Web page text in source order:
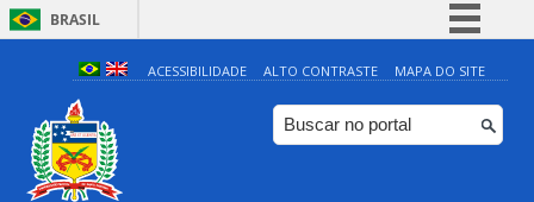
BRASIL
Simplifique!
Comunica BR
Participe
ACESSIBILIDADE ALTO CONTRASTE MAPA DO SITE